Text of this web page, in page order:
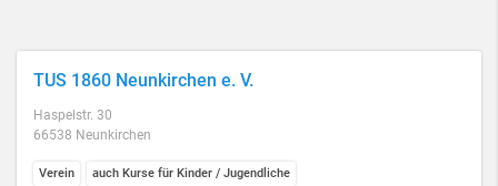
TUS 1860 Neunkirchen e. V.
Haspelstr. 30
66538 Neunkirchen
Verein auch Kurse für Kinder / Jugendliche